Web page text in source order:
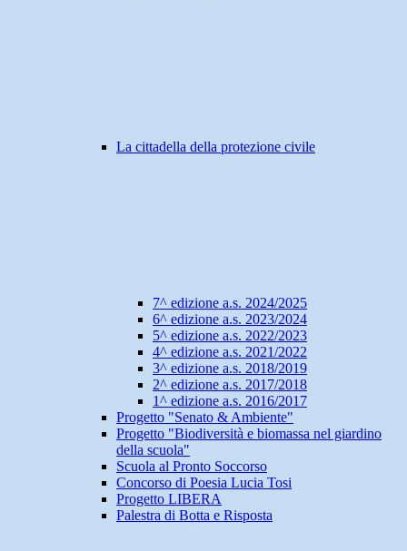
La cittadella della protezione civile
7^ edizione a.s. 2024/2025
6^ edizione a.s. 2023/2024
5^ edizione a.s. 2022/2023
4^ edizione a.s. 2021/2022
3^ edizione a.s. 2018/2019
2^ edizione a.s. 2017/2018
1^ edizione a.s. 2016/2017
Progetto "Senato & Ambiente"
Progetto "Biodiversità e biomassa nel giardino
della scuola"
Scuola al Pronto Soccorso
Concorso di Poesia Lucia Tosi
Progetto LIBERA
Palestra di Botta e Risposta